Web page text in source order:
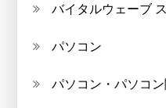
バイタルウェーブ
パソコン
パソコン・パソコ